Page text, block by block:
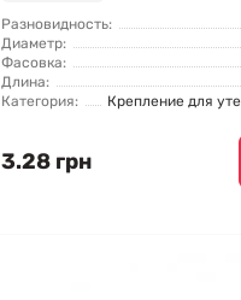
Разновидность:
Диаметр:
Фасовка:
Длина:
Категория:
Крепление для
3.28 грн